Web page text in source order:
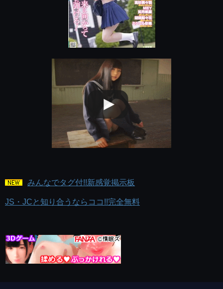
みんなでタグ付!!新感覚掲示板
JS・JCと知り合うならココ!!完全無料